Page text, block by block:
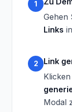
1
Gehen
Links
2
Link
Modal